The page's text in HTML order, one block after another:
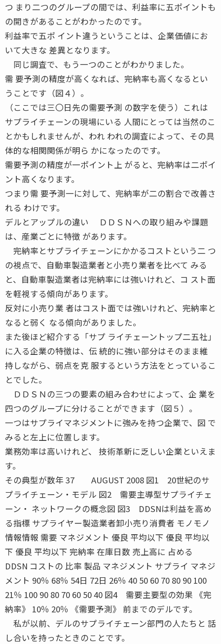
つ まり二つのグループの間では、利益率に五ポイントも
の開きがあることがわかったのです。
利益率で五ポ イント違うということは、企業価値にお
いて大きな 差異となります。
同じ調査で、もう一つのことがわかりました。
需 要予測の精度が高くなれば、完納率も高くなるとい
うことです（図４）。
（ここでは三〇日先の需要予測 の数字を使う）これは
サプライチェーンの現場にいる 人間にとっては当然のこ
とかもしれませんが、われ われの調査によって、その具
体的な相関関係が明ら かになったのです。
需要予測の精度が一ポイント上 がると、完納率は二ポイ
ント高くなります。
つまり需 要予測一に対して、完納率が二の割合で改善さ
れる わけです。
デルとアップルの違い ＤＤＳＮへの取り組みや課題
は、産業ごとに特徴 があります。
完納率とサプライチェーンにかかるコストという二 つ
の視点で、自動車製造業者と小売り業者を比べて みる
と、自動車製造業者は完納率には強いけれど、コ スト面
を軽視する傾向があります。
反対に小売り業 者はコスト面では強いけれど、完納率と
なると弱く なる傾向がありました。
また後ほど紹介する「サプ ライチェーントップ二五社」
に入る企業の特徴は、伝 統的に強い部分はそのまま維
持しながら、弱点を克 服するという方法をとっているこ
とでした。
ＤＤＳＮの三つの要素の組み合わせによって、企 業を
四つのグループに分けることができます（図５）。
一つはサプライマネジメントに強みを持つ企業で、図 で
みると左上に位置します。
業務効率は高いけれど、 技術革新に乏しい企業といえま
す。
その典型が数年 37 AUGUST 2008 図1 20世紀のサ
プライチェーン・モデル 図2 需要主導型サプライチェ
ーン・ ネットワークの概念図 図3 DDSNは利益を高め
る指標 サプライヤー製造業者卸小売り消費者 モノモノ
情報情報 需要 マネジメント 優良 平均以下 優良 平均以
下 優良 平均以下 完納率 在庫日数 売上高に 占める
DDSN コストの 比率 製品 マネジメント サプライ マネジ
メント 90％ 68％ 54日 72日 26％ 40 50 60 70 80 90 100
21％ 100 90 80 70 60 50 40 図4 需要主要型の効果 《完
納率》 10％ 20％ 《需要予測》 前までのデルです。
私が以前、デルのサプライチェーン部門の人たちと 話
し合いを持ったときのことです。